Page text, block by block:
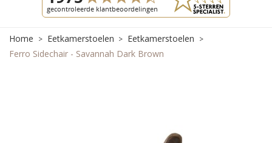
Home Eetkamerstoelen
Eetkamerstoelen
Ferro Sidechair - Savannah Dark Brown